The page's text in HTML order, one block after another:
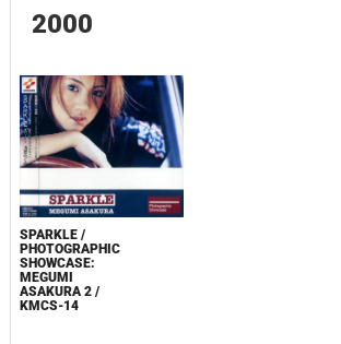
2000
SPARKLE /
PHOTOGRAPHIC
SHOWCASE:
MEGUMI
ASAKURA 2 /
KMCS-14